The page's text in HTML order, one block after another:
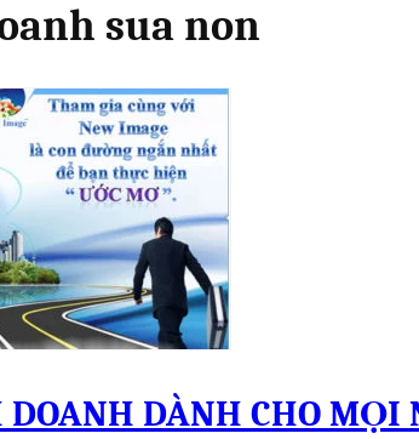
sua non
DÀNH CHO MỌI